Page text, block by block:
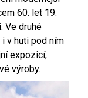
60. let 19.
Ve druhé
v huti pod ním
expozicí,
výroby.